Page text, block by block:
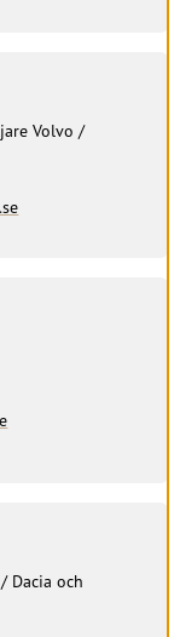
Volvo /
Dacia och